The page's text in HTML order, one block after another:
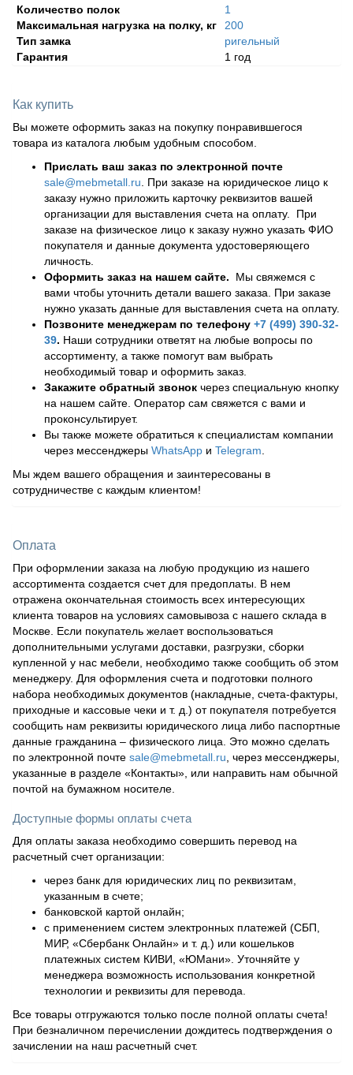
Количество полок
1
Максимальная нагрузка на полку, кг
200
Тип замка
ригельный
Гарантия
1 год
Как купить
Вы можете оформить заказ на покупку понравившегося
товара из каталога любым удобным способом.
Прислать ваш заказ по электронной почте
sale@mebmetall.ru . При заказе на юридическое лицо к
заказу нужно приложить карточку реквизитов вашей
организации для выставления счета на оплату. При
заказе на физическое лицо к заказу нужно указать ФИО
покупателя и данные документа удостоверяющего
личность.
Оформить заказ на нашем сайте. Мы свяжемся с
вами чтобы уточнить детали вашего заказа. При заказе
нужно указать данные для выставления счета на оплату.
Позвоните менеджерам по телефону +7 (499) 390-32-
39. Наши сотрудники ответят на любые вопросы по
ассортименту, а также помогут вам выбрать
необходимый товар и оформить заказ.
Закажите обратный звонок через специальную кнопку
на нашем сайте. Оператор сам свяжется с вами и
проконсультирует.
Вы также можете обратиться к специалистам компании
через мессенджеры WhatsApp и Telegram
Мы ждем вашего обращения и заинтересованы в
сотрудничестве с каждым клиентом!
Оплата
При оформлении заказа на любую продукцию из нашего
ассортимента создается счет для предоплаты. В нем
отражена окончательная стоимость всех интересующих
клиента товаров на условиях самовывоза с нашего склада в
Москве. Если покупатель желает воспользоваться
дополнительными услугами доставки, разгрузки, сборки
купленной у нас мебели, необходимо также сообщить об этом
менеджеру. Для оформления счета и подготовки полного
набора необходимых документов (накладные, счета-фактуры,
приходные и кассовые чеки и т. д.) от покупателя потребуется
сообщить нам реквизиты юридического лица либо паспортные
данные гражданина – физического лица. Это можно сделать
по электронной почте sale@mebmetall.ru , через мессенджеры,
указанные в разделе «Контакты», или направить нам обычной
почтой на бумажном носителе.
Доступные формы оплаты счета
Для оплаты заказа необходимо совершить перевод на
расчетный счет организации:
через банк для юридических лиц по реквизитам,
указанным в счете;
банковской картой онлайн;
с применением систем электронных платежей (СБП,
МИР, «Сбербанк Онлайн» и т. д.) или кошельков
платежных систем КИВИ, «ЮМани». Уточняйте у
менеджера возможность использования конкретной
технологии и реквизиты для перевода.
Все товары отгружаются только после полной оплаты счета!
При безналичном перечислении дождитесь подтверждения о
зачислении на наш расчетный счет.